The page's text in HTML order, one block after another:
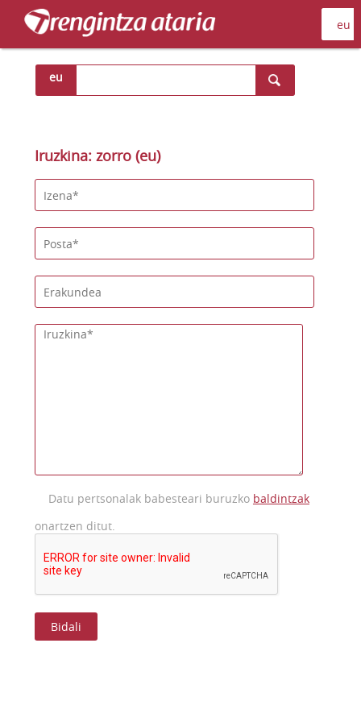
eu
Iruzkina: zorro (eu)
Datu pertsonalak babesteari buruzko baldintzak
onartzen ditut.